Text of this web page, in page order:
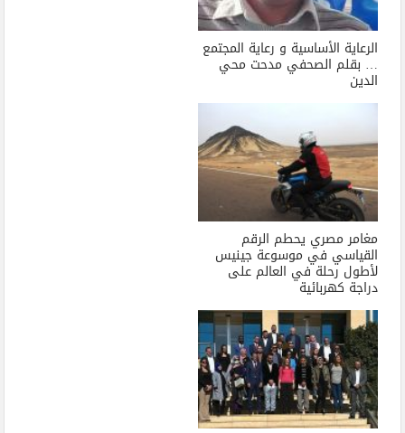
الرعاية الأساسية و رعاية المجتمع
… بقلم الصحفي مدحت محي
الدين
مغامر مصري يحطم الرقم
القياسي في موسوعة جينيس
لأطول رحلة في العالم على
دراجة كهربائية